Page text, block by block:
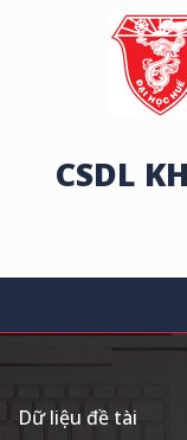
CSDL
Dữ liệu đề tài